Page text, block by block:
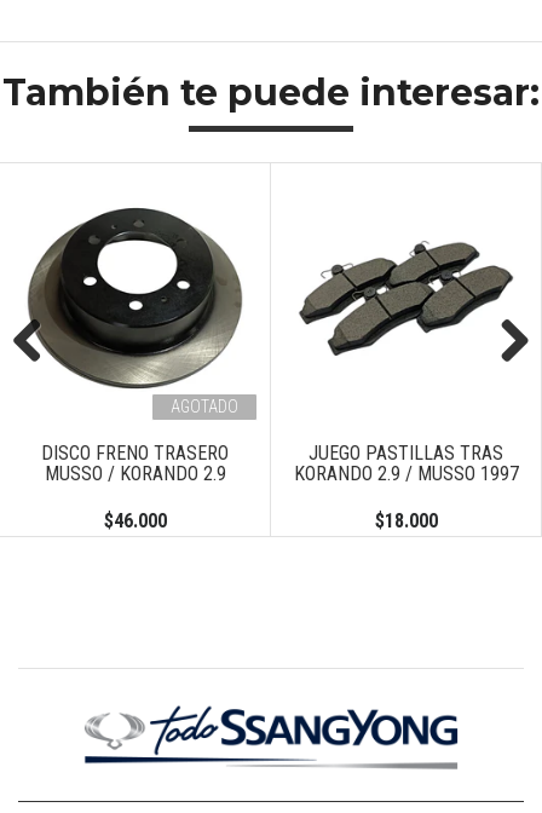
También te puede interesar:
AGOTADO
DISCO FRENO TRASERO
MUSSO / KORANDO 2.9
$46.000
JUEGO PASTILLAS TRAS
KORANDO 2.9 / MUSSO 1997
$18.000